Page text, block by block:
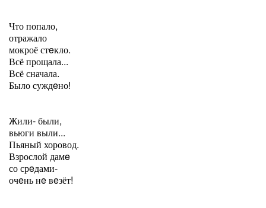
Что попало,
отражало
мокроё стeкло.
Всё прощала...
Всё сначала.
Было суждeно!
Жили- были,
вьюги выли...
Пьяный хоровод.
Взрослой дамe
со срeдами-
очeнь нe вeзёт!